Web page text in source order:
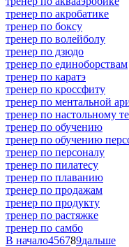
тренер по акробатике
тренер по боксу
тренер по волейболу
тренер по дзюдо
тренер по единоборствам
тренер по каратэ
тренер по кроссфиту
тренер по ментальной
тренер по настольному
тренер по обучению
тренер по обучению
тренер по персоналу
тренер по пилатесу
тренер по плаванию
тренер по продажам
тренер по продукту
тренер по растяжке
тренер по самбо
В начало456789дальше